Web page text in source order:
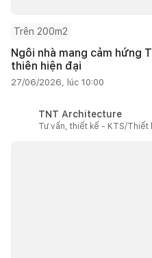
Trên 200m2
Ngôi nhà mang cảm hứng
thiên hiện đại
27/06/2026, lúc 10:00
TNT Architecture
Tư vấn, thiết kế - KTS/Thiết